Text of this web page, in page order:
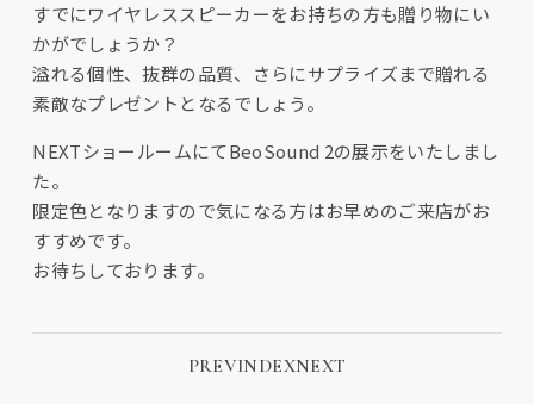
すでにワイヤレススピーカーをお持ちの方も贈り物にい
かがでしょうか？
溢れる個性、抜群の品質、さらにサプライズまで贈れる
素敵なプレゼントとなるでしょう。
NEXTショールームにてBeoSound 2の展示をいたしまし
た。
限定色となりますので気になる方はお早めのご来店がお
すすめです。
お待ちしております。
PREVINDEXNEXT